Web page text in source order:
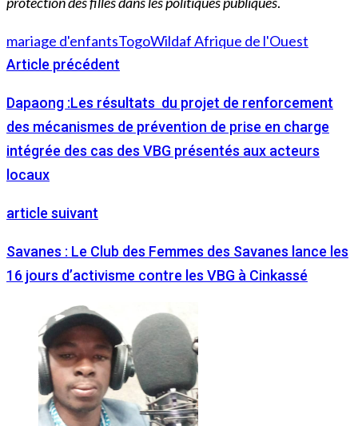
mariage d'enfantsTogoWildaf Afrique de l'Ouest
Article précédent
Dapaong :Les résultats du projet de renforcement
des mécanismes de prévention de prise en charge
intégrée des cas des VBG présentés aux acteurs
locaux
article suivant
Savanes : Le Club des Femmes des Savanes lance les
16 jours d’activisme contre les VBG à Cinkassé